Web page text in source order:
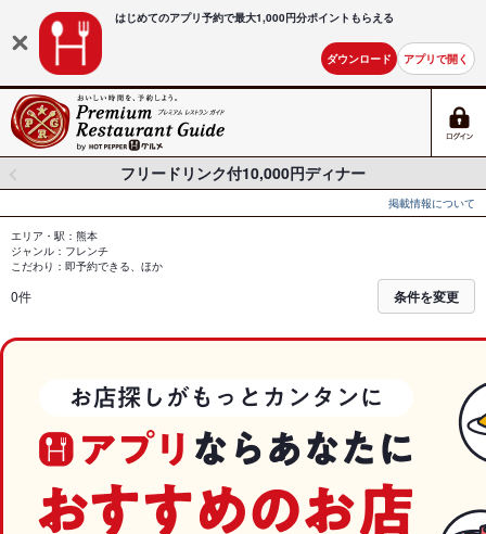
はじめてのアプリ予約で最大1,000円分ポイントもらえる
ダウンロード アプリで開く
フリードリンク付10,000円ディナー
掲載情報について
エリア・駅：熊本
ジャンル：フレンチ
こだわり：即予約できる、ほか
0件 条件を変更